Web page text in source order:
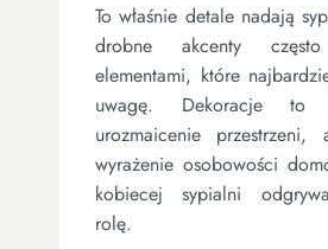
To właśnie detale nadają
drobne akcenty
elementami, które
uwagę. Dekoracje to
urozmaicenie
wyrażenie osobowości
kobiecej sypialni
rolę.